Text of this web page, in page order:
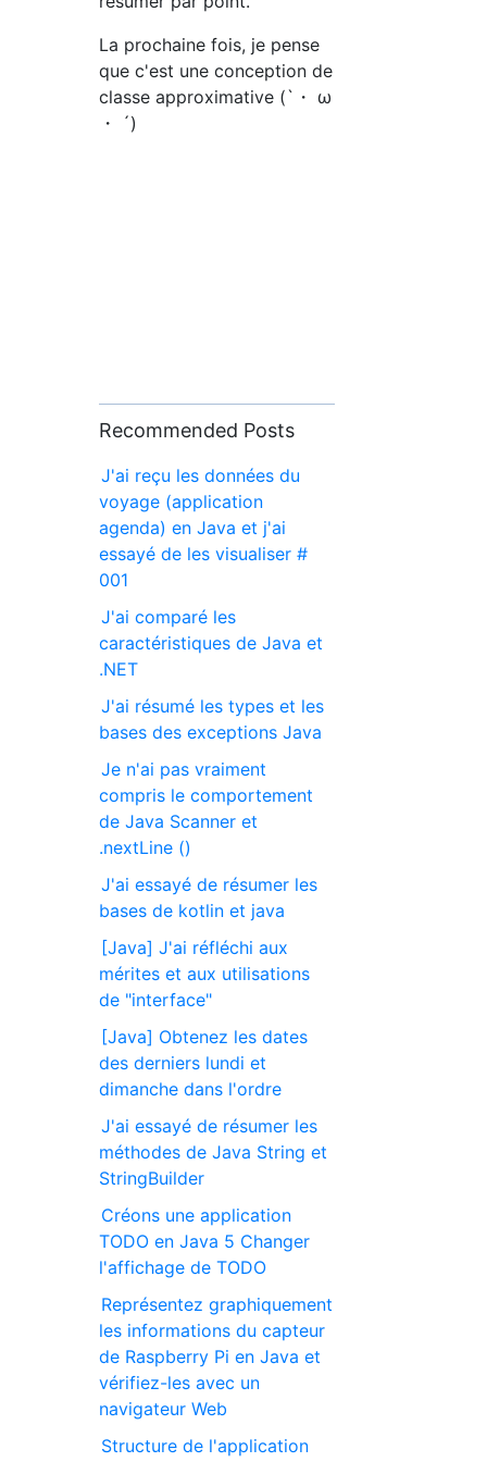
La prochaine fois, je pense
que c'est une conception de
classe approximative (`・ ω
・ ´)
Recommended Posts
J'ai reçu les données du
voyage (application
agenda) en Java et j'ai
essayé de les visualiser #
001
J'ai comparé les
caractéristiques de Java et
.NET
J'ai résumé les types et les
bases des exceptions Java
Je n'ai pas vraiment
compris le comportement
de Java Scanner et
.nextLine ()
J'ai essayé de résumer les
bases de kotlin et java
[Java] J'ai réfléchi aux
mérites et aux utilisations
de "interface"
[Java] Obtenez les dates
des derniers lundi et
dimanche dans l'ordre
J'ai essayé de résumer les
méthodes de Java String et
StringBuilder
Créons une application
TODO en Java 5 Changer
l'affichage de TODO
Représentez graphiquement
les informations du capteur
de Raspberry Pi en Java et
vérifiez-les avec un
navigateur Web
Structure de l'application